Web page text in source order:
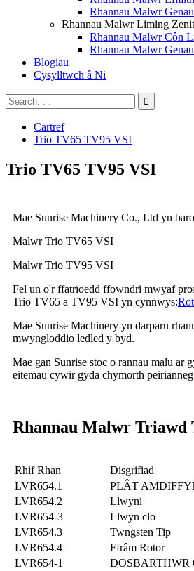
Rhannau Malwr
Rhannau Malwr Liming
Rhannau Malwr Côn
Rhannau Malwr
Blogiau
Cysylltwch â Ni
Cartref
Trio TV65 TV95 VSI
Trio TV65 TV95 VSI
Mae Sunrise Machinery Co., Ltd yn
Malwr Trio TV65 VSI
Malwr Trio TV95 VSI
Fel un o'r ffatrïoedd ffowndri mwyaf
Trio TV65 a TV95 VSI yn cynnwys:
Mae Sunrise Machinery yn darparu
mwyngloddio ledled y byd.
Mae gan Sunrise stoc o rannau malu
eitemau cywir gyda chymorth
Rhannau Malwr Triawd
Rhif Rhan
Disgrifiad
LVR654.1
PLÂT
LVR654.2
Llwyni
LVR654-3
Llwyn clo
LVR654.3
Twngsten Tip
LVR654.4
Ffrâm Rotor
LVR654-1
DOSBARTHWR